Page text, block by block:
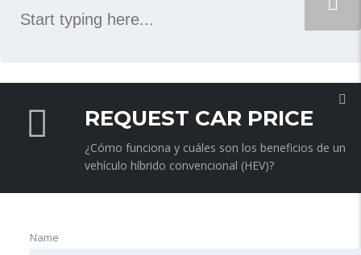
REQUEST CAR PRICE
¿Cómo funciona y cuáles son los beneficios de un
vehículo híbrido convencional (HEV)?
Name